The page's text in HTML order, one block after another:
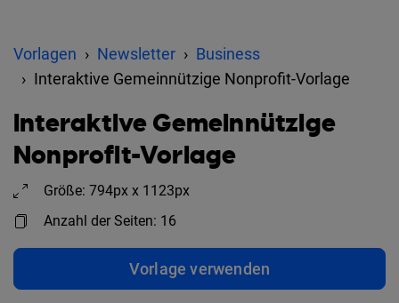
Vorlagen Newsletter
Business
Interaktive Gemeinnützige Nonprofit-Vorlage
Interaktive Gemeinnützige
Nonprofit-Vorlage
Größe: 794px x 1123px
Anzahl der Seiten: 16
Vorlage verwenden